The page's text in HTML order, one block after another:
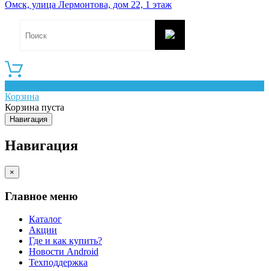
Омск, улица Лермонтова, дом 22, 1 этаж
Корзина
Корзина пуста
Навигация
Навигация
×
Главное меню
Каталог
Акции
Где и как купить?
Новости Android
Техподдержка